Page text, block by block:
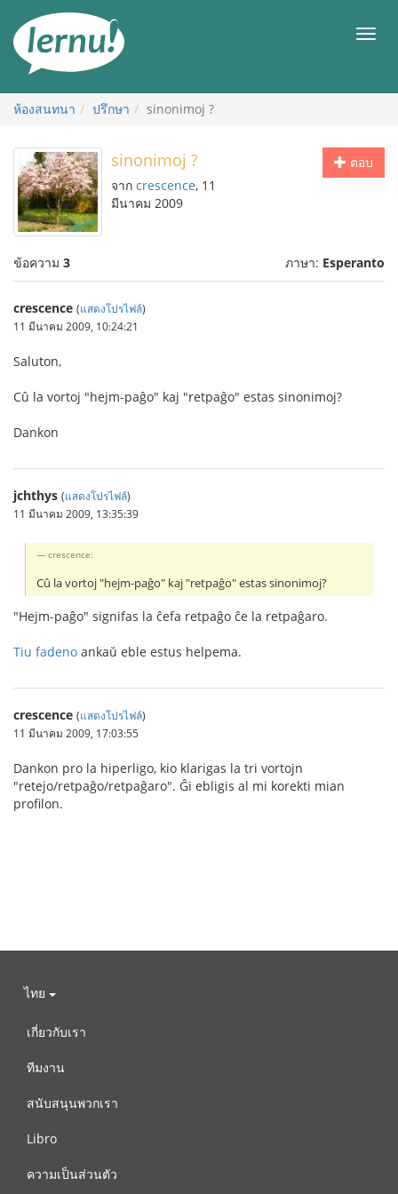
สารบัญ
เมนู
ห้องสนทนา ปรึกษา sinonimoj ?
ตอบ
sinonimoj ?
จาก crescence, 11
มีนาคม 2009
ข้อความ 3 ภาษา: Esperanto
crescence (แสดงโปรไฟล์)
11 มีนาคม 2009, 10:24:21
Saluton,
Cû la vortoj "hejm-paĝo" kaj "retpaĝo" estas sinonimoj?
Dankon
jchthys (แสดงโปรไฟล์)
11 มีนาคม 2009, 13:35:39
crescence:
Cû la vortoj "hejm-paĝo" kaj "retpaĝo" estas sinonimoj?
"Hejm-paĝo" signifas la ĉefa retpaĝo ĉe la retpaĝaro.
Tiu fadeno ankaŭ eble estus helpema.
crescence (แสดงโปรไฟล์)
11 มีนาคม 2009, 17:03:55
Dankon pro la hiperligo, kio klarigas la tri vortojn
"retejo/retpaĝo/retpaĝaro". Ĝi ebligis al mi korekti mian
profilon.
ไทย
เกี่ยวกับเรา
ทีมงาน
สนับสนุนพวกเรา
Libro
ความเป็นส่วนตัว